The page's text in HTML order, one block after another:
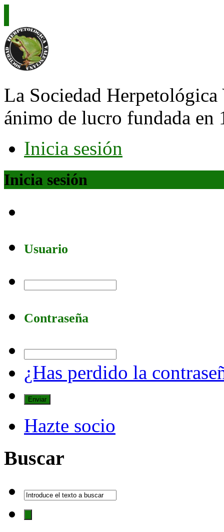
La Sociedad Herpetológica
ánimo de lucro fundada en
Inicia sesión
Inicia sesión
Usuario
Contraseña
¿Has perdido la
Hazte socio
Buscar